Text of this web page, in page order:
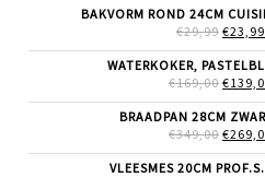
WAS:
BAKVORM ROND 24CM
€29,99
WAS:
€23,99
WATERKOKER,
€169,00
WAS:
€
BRAADPAN 28CM
€349,00
WAS:
€
VLEESMES 20CM